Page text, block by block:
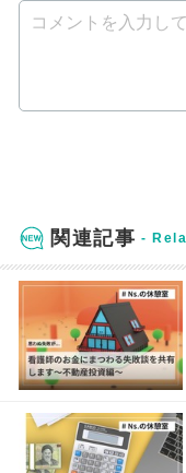
関連記事